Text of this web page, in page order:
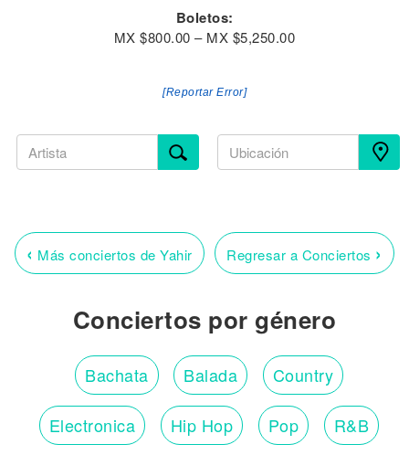
Boletos:
MX $800.00 – MX $5,250.00
[Reportar Error]
‹ Más conciertos de Yahir Regresar a Conciertos ›
Conciertos por género
Bachata Balada Country
Electronica Hip Hop Pop R&B